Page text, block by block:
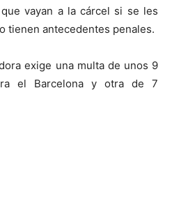
vayan a la cárcel si se les
tienen antecedentes penales.
exige una multa de unos 9
el Barcelona y otra de 7